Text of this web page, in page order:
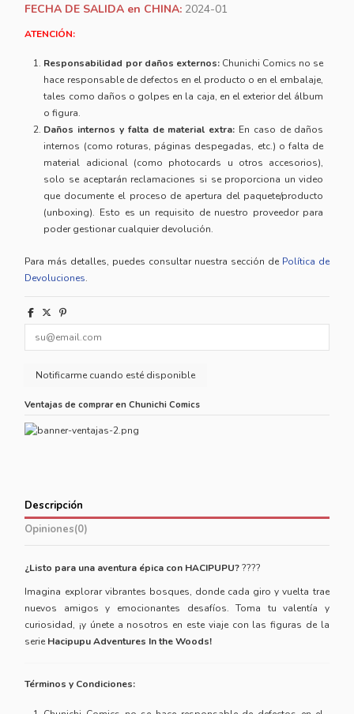
FECHA DE SALIDA en CHINA: 2024-01
ATENCIÓN:
Responsabilidad por daños externos:Chunichi Comics no se
hace responsable de defectos en el producto o en el embalaje,
tales como daños o golpes en la caja, en el exterior del álbum
o figura.
Daños internos y falta de material extra: En caso de daños
internos (como roturas, páginas despegadas, etc.) o falta de
material adicional (como photocards u otros accesorios),
solo se aceptarán reclamaciones si se proporciona un video
que documente el proceso de apertura del paquete/producto
(unboxing). Esto es un requisito de nuestro proveedor para
poder gestionar cualquier devolución.
Para más detalles, puedes consultar nuestra sección de Política de
Devoluciones.
Ventajas de comprar en Chunichi Comics
Descripción
Opiniones(0)
¿Listo para una aventura épica con HACIPUPU?????
Imagina explorar vibrantes bosques, donde cada giro y vuelta trae
nuevos amigos y emocionantes desafíos. Toma tu valentía y
curiosidad, ¡y únete a nosotros en este viaje con las figuras de la
serie Hacipupu Adventures In the Woods!
Términos y Condiciones: